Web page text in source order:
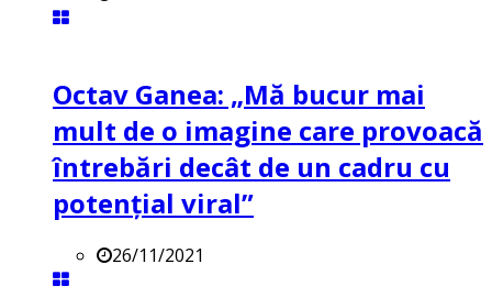
Octav Ganea: „Mă bucur mai
mult de o imagine care provoacă
întrebări decât de un cadru cu
potenţial viral”
26/11/2021